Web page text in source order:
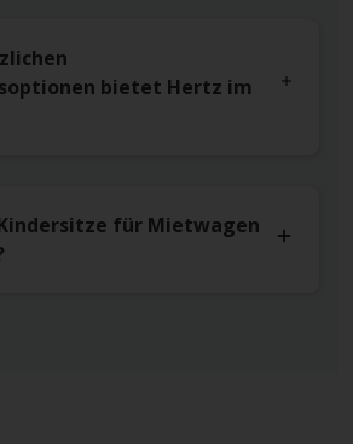
bietet Hertz im
für Mietwagen